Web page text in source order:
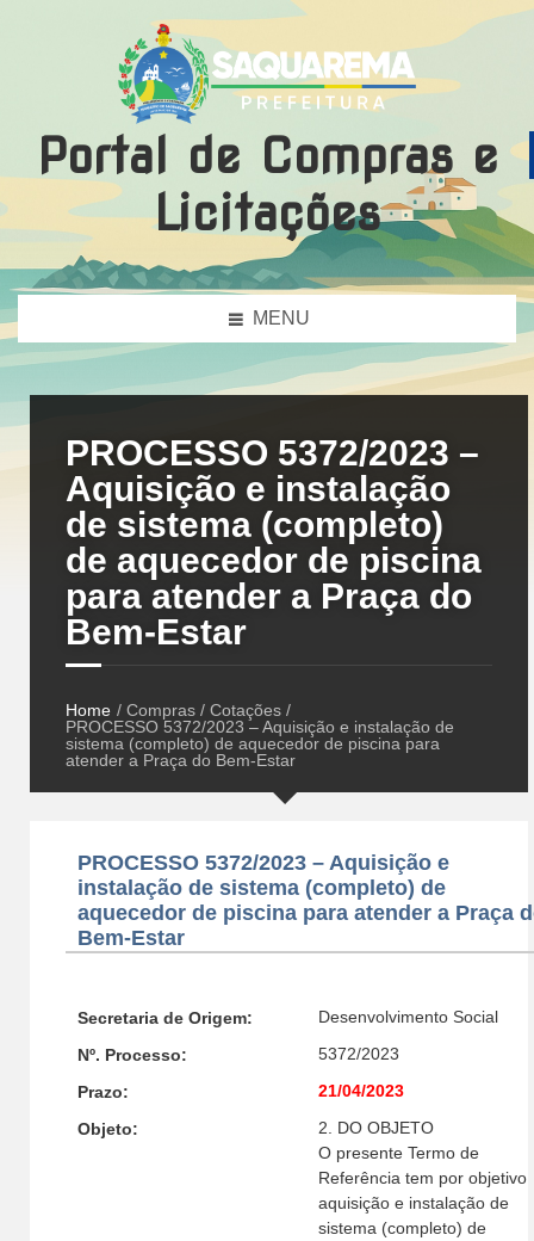
Portal de Compras e
Licitações
MENU
PROCESSO 5372/2023 –
Aquisição e instalação
de sistema (completo)
de aquecedor de piscina
para atender a Praça do
Bem-Estar
Home / Compras / Cotações /
PROCESSO 5372/2023 – Aquisição e instalação de
sistema (completo) de aquecedor de piscina para
atender a Praça do Bem-Estar
PROCESSO 5372/2023 – Aquisição e
instalação de sistema (completo) de
aquecedor de piscina para atender a Praça
Bem-Estar
Secretaria de Origem: Desenvolvimento Social
Nº. Processo: 5372/2023
Prazo: 21/04/2023
Objeto:
2. DO OBJETO
O presente Termo de
Referência tem por objetivo
aquisição e instalação de
sistema (completo) de